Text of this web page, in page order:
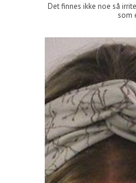
Det finnes ikke noe så
som